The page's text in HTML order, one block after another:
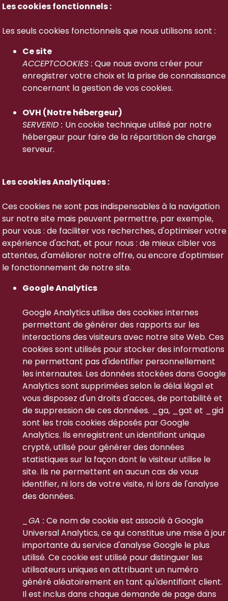
Les cookies fonctionnels :
Les seuls cookies fonctionnels que nous utilisons sont :
Ce site
ACCEPTCOOKIES : Que nous avons créer pour
enregistrer votre choix et la prise de connaissance
concernant la gestion de vos cookies.
OVH (Notre hébergeur)
SERVERID : Un cookie technique utilisé par notre
hébergeur pour faire de la répartition de charge
serveur.
Les cookies Analytiques :
Ces cookies ne sont pas indispensables à la navigation
sur notre site mais peuvent permettre, par exemple,
pour vous : de faciliter vos recherches, d'optimiser votre
expérience d'achat, et pour nous : de mieux cibler vos
attentes, d'améliorer notre offre, ou encore d'optimiser
le fonctionnement de notre site.
Google Analytics
Google Analytics utilise des cookies internes
permettant de générer des rapports sur les
interactions des visiteurs avec notre site Web. Ces
cookies sont utilisés pour stocker des informations
ne permettant pas d'identifier personnellement
les internautes. Les données stockées dans Google
Analytics sont supprimées selon le délai légal et
vous disposez d'un droits d'acces, de portabilité et
de suppression de ces données. _ga, _gat et _gid
sont les trois cookies déposés par Google
Analytics. Ils enregistrent un identifiant unique
crypté, utilisé pour générer des données
statistiques sur la façon dont le visiteur utilise le
site. Ils ne permettent en aucun cas de vous
identifier, ni lors de votre visite, ni lors de l'analyse
des données.
_GA : Ce nom de cookie est associé à Google
Universal Analytics, ce qui constitue une mise à jour
importante du service d'analyse Google le plus
utilisé. Ce cookie est utilisé pour distinguer les
utilisateurs uniques en attribuant un numéro
généré aléatoirement en tant qu'identifiant client.
Il est inclus dans chaque demande de page dans